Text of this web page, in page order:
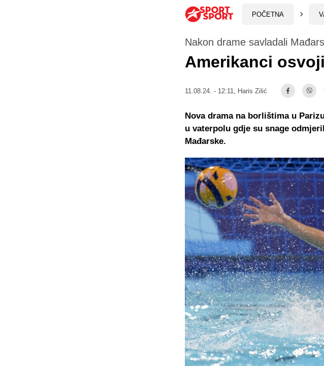
POČETNA
Nakon drame savladali
Amerikanci
11.08.24. - 12:11, Haris Zilić
Nova drama na borlištima u
u vaterpolu gdje su snage
Mađarske.